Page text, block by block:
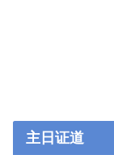
主日证道